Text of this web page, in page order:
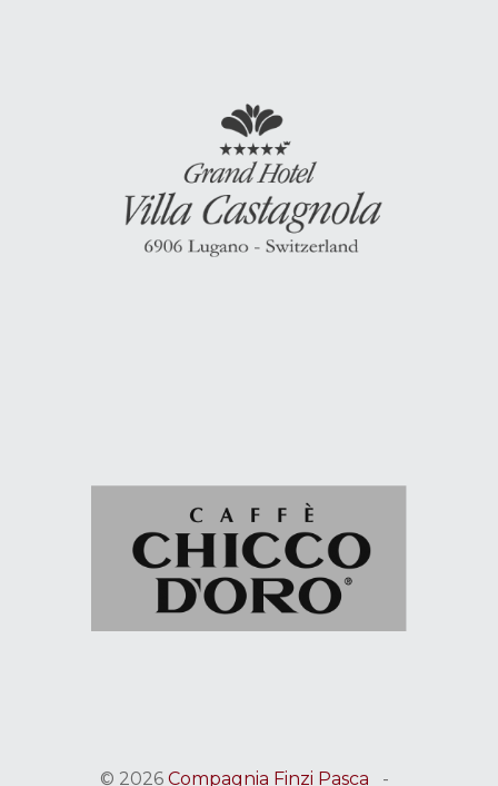
© 2026 Compagnia Finzi Pasca -